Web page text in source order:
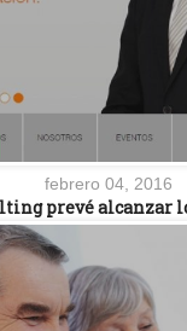
febrero 04, 2016
prevé alcanzar